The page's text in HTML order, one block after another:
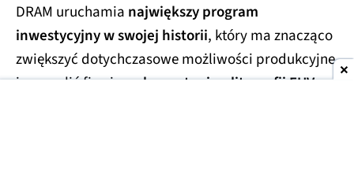
DRAM uruchamia największy program
inwestycyjny w swojej historii, który ma znacząco
zwiększyć dotychczasowe możliwości produkcyjne
i pozwolić firmie nakorzystanie z litografii EUV.